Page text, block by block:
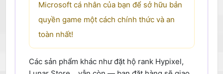
Microsoft cá nhân của bạn để sở hữu bản
quyền game một cách chính thức và an
toàn nhất!
Các sản phẩm khác như đặt hộ rank Hypixel,